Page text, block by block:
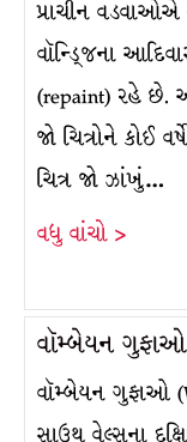
પ્રાચીન
વૉન્ડ્જિના
(repaint) રહે છે.
જો ચિત્રોને કોઈ
ચિત્ર જો ઝાંખું…
વધુ વાંચો >
વૉમ્બેયન ગુફાઓ
વૉમ્બેયન ગુફાઓ
સાઉથ વેલ્સના